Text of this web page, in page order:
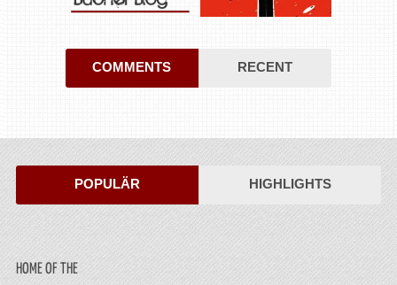
COMMENTS RECENT
POPULÄR HIGHLIGHTS
HOME OF THE